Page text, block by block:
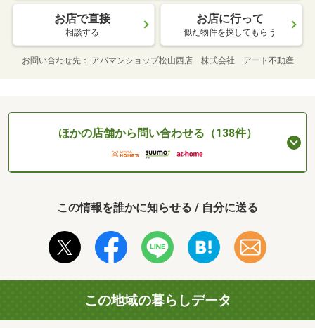
お店で直接
相談する
お店に行って
似た物件を探してもらう
お問い合わせ先 アパマンショップ松山西店 株式会社 アート不動産
ほかの店舗から問い合わせる（138件）
この情報を誰かに知らせる / 自分に送る
この地域の暮らしデータ